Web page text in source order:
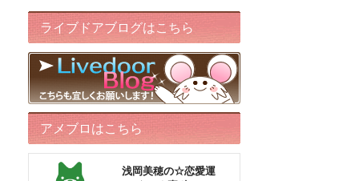
ライブドアブログはこちら
アメブロはこちら